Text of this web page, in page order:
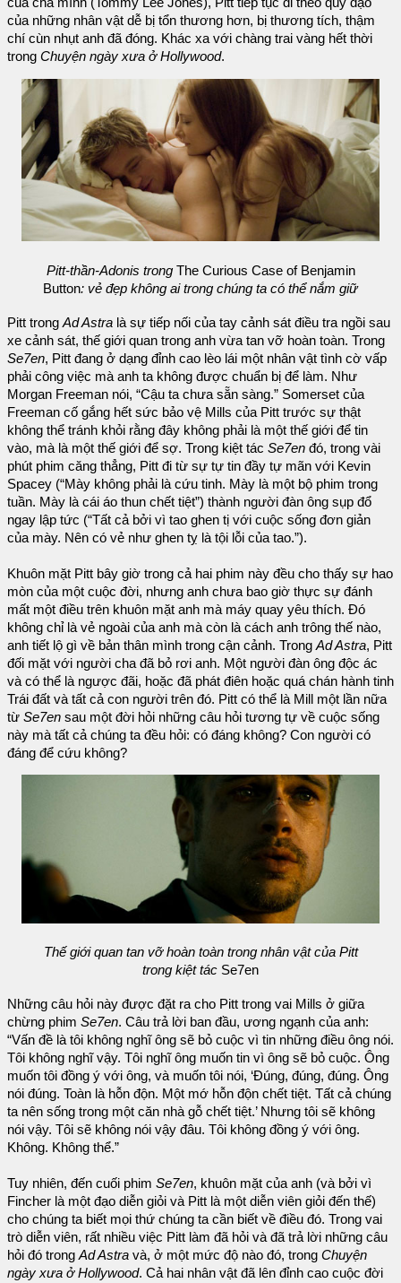
của những nhân vật dễ bị tổn thương hơn, bị thương tích, thậm
chí cùn nhụt anh đã đóng. Khác xa với chàng trai vàng hết thời
trong Chuyện ngày xưa ở Hollywood.
Pitt-thần-Adonis trongThe Curious Case of Benjamin
Button: vẻ đẹp không ai trong chúng ta có thể nắm giữ
Pitt trong Ad Astra là sự tiếp nối của tay cảnh sát điều tra ngồi sau
xe cảnh sát, thế giới quan trong anh vừa tan vỡ hoàn toàn. Trong
Se7en, Pitt đang ở dạng đỉnh cao lèo lái một nhân vật tình cờ vấp
phải công việc mà anh ta không được chuẩn bị để làm. Như
Morgan Freeman nói, “Cậu ta chưa sẵn sàng.” Somerset của
Freeman cố gắng hết sức bảo vệ Mills của Pitt trước sự thật
không thể tránh khỏi rằng đây không phải là một thế giới để tin
vào, mà là một thế giới để sợ. Trong kiệt tác Se7en đó, trong vài
phút phim căng thẳng, Pitt đi từ sự tự tin đầy tự mãn với Kevin
Spacey (“Mày không phải là cứu tinh. Mày là một bộ phim trong
tuần. Mày là cái áo thun chết tiệt”) thành người đàn ông sụp đổ
ngay lập tức (“Tất cả bởi vì tao ghen tị với cuộc sống đơn giản
của mày. Nên có vẻ như ghen tỵ là tội lỗi của tao.”).
Khuôn mặt Pitt bây giờ trong cả hai phim này đều cho thấy sự hao
mòn của một cuộc đời, nhưng anh chưa bao giờ thực sự đánh
mất một điều trên khuôn mặt anh mà máy quay yêu thích. Đó
không chỉ là vẻ ngoài của anh mà còn là cách anh trông thế nào,
anh tiết lộ gì về bản thân mình trong cận cảnh. Trong Ad Astra, Pitt
đối mặt với người cha đã bỏ rơi anh. Một người đàn ông độc ác
và có thể là ngược đãi, hoặc đã phát điên hoặc quá chán hành tinh
Trái đất và tất cả con người trên đó. Pitt có thể là Mill một lần nữa
từ Se7en sau một đời hỏi những câu hỏi tương tự về cuộc sống
này mà tất cả chúng ta đều hỏi: có đáng không? Con người có
đáng để cứu không?
Thế giới quan tan vỡ hoàn toàn trong nhân vật của Pitt
trong kiệt tác Se7en
Những câu hỏi này được đặt ra cho Pitt trong vai Mills ở giữa
chừng phim Se7en. Câu trả lời ban đầu, ương ngạnh của anh:
“Vấn đề là tôi không nghĩ ông sẽ bỏ cuộc vì tin những điều ông nói.
Tôi không nghĩ vậy. Tôi nghĩ ông muốn tin vì ông sẽ bỏ cuộc. Ông
muốn tôi đồng ý với ông, và muốn tôi nói, ‘Đúng, đúng, đúng. Ông
nói đúng. Toàn là hỗn độn. Một mớ hỗn độn chết tiệt. Tất cả chúng
ta nên sống trong một căn nhà gỗ chết tiệt.’ Nhưng tôi sẽ không
nói vậy. Tôi sẽ không nói vậy đâu. Tôi không đồng ý với ông.
Không. Không thể.”
Tuy nhiên, đến cuối phim Se7en, khuôn mặt của anh (và bởi vì
Fincher là một đạo diễn giỏi và Pitt là một diễn viên giỏi đến thế)
cho chúng ta biết mọi thứ chúng ta cần biết về điều đó. Trong vai
trò diễn viên, rất nhiều việc Pitt làm đã hỏi và đã trả lời những câu
hỏi đó trong Ad Astra và, ở một mức độ nào đó, trong Chuyện
ngày xưa ở Hollywood. Cả hai nhân vật đã lên đỉnh cao cuộc đời